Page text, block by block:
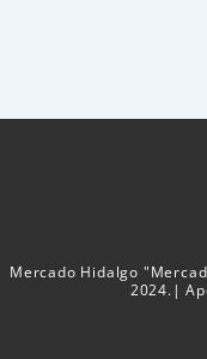
Mercado Hidalgo
2024.|